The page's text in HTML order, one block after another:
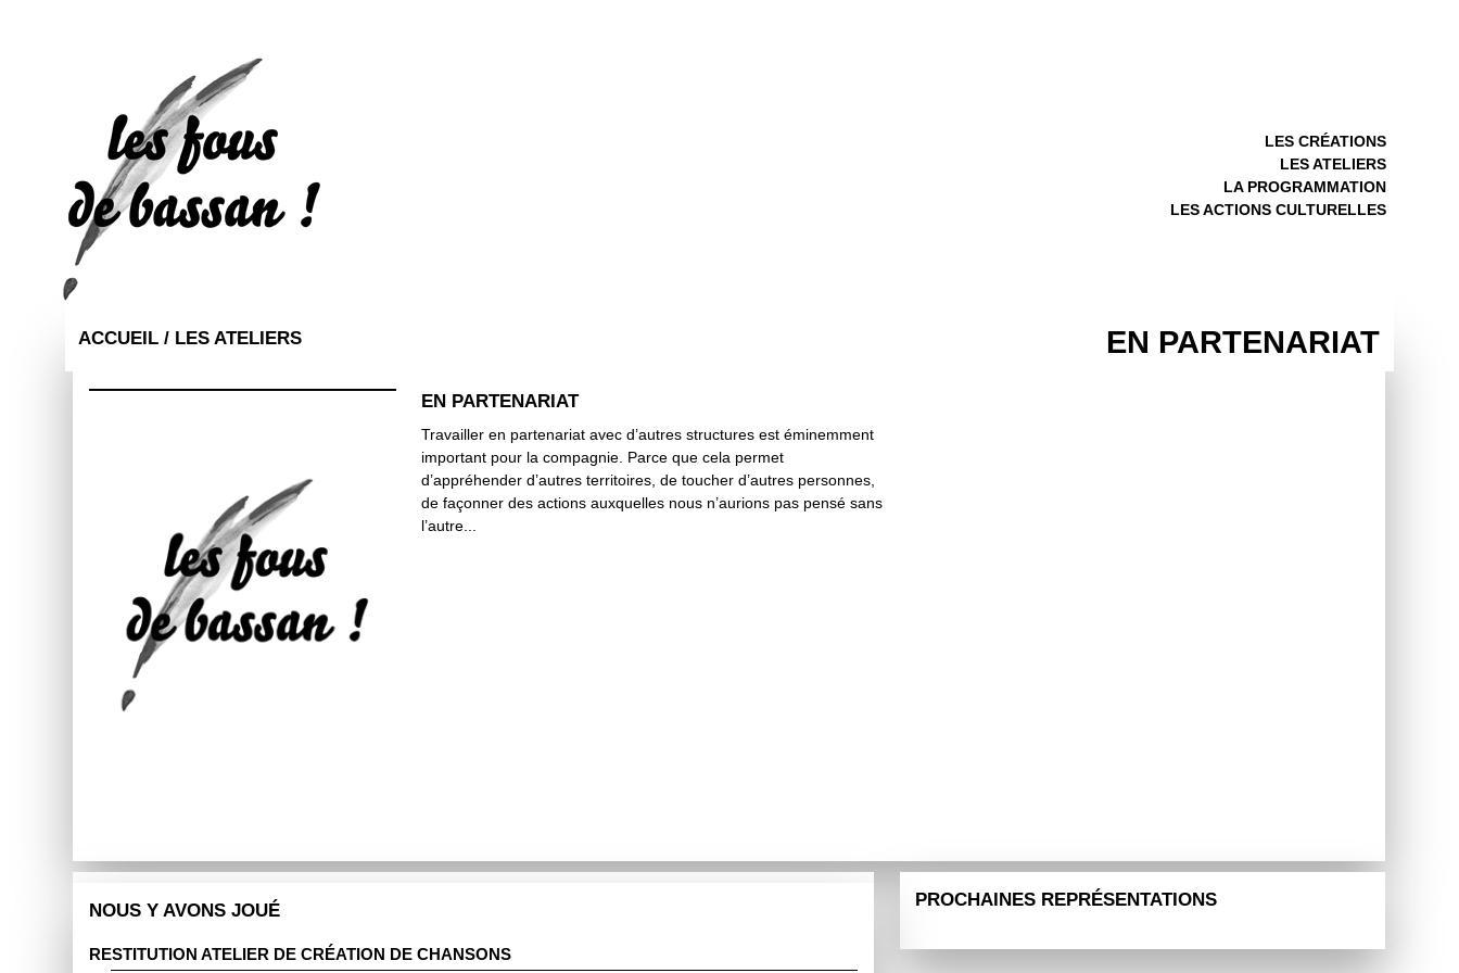
LES CRÉATIONS
LES ATELIERS
LA PROGRAMMATION
LES ACTIONS CULTURELLES
ACCUEIL / LES ATELIERS EN PARTENARIAT
EN PARTENARIAT
Travailler en partenariat avec d’autres structures est éminemment
important pour la compagnie. Parce que cela permet
d’appréhender d’autres territoires, de toucher d’autres personnes,
de façonner des actions auxquelles nous n’aurions pas pensé sans
l’autre...
PROCHAINES REPRÉSENTATIONS
NOUS Y AVONS JOUÉ
RESTITUTION ATELIER DE CRÉATION DE CHANSONS